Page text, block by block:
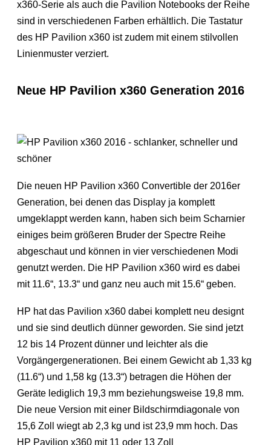
x360-Serie als auch die Pavilion Notebooks der Reihe
sind in verschiedenen Farben erhältlich. Die Tastatur
des HP Pavilion x360 ist zudem mit einem stilvollen
Linienmuster verziert.
Neue HP Pavilion x360 Generation 2016
Die neuen HP Pavilion x360 Convertible der 2016er
Generation, bei denen das Display ja komplett
umgeklappt werden kann, haben sich beim Scharnier
einiges beim größeren Bruder der Spectre Reihe
abgeschaut und können in vier verschiedenen Modi
genutzt werden. Die HP Pavilion x360 wird es dabei
mit 11.6“, 13.3“ und ganz neu auch mit 15.6“ geben.
HP hat das Pavilion x360 dabei komplett neu designt
und sie sind deutlich dünner geworden. Sie sind jetzt
12 bis 14 Prozent dünner und leichter als die
Vorgängergenerationen. Bei einem Gewicht ab 1,33 kg
(11.6“) und 1,58 kg (13.3“) betragen die Höhen der
Geräte lediglich 19,3 mm beziehungsweise 19,8 mm.
Die neue Version mit einer Bildschirmdiagonale von
15,6 Zoll wiegt ab 2,3 kg und ist 23,9 mm hoch. Das
HP Pavilion x360 mit 11 oder 13 Zoll